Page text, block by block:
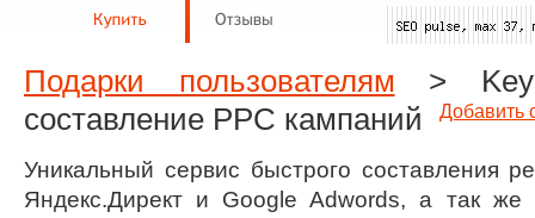
Подарки пользователям >
составление PPC кампаний
Добавить
Уникальный сервис быстрого составления
Яндекс.Директ и Google Adwords, а так же